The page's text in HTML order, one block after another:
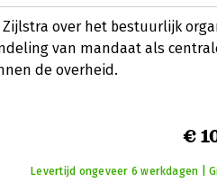
over het bestuurlijk
van mandaat als
de overheid.
€
Levertijd ongeveer 6 werkdagen |